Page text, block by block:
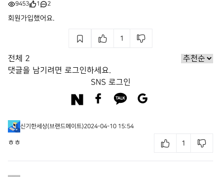
9453
1 2
회원가입했어요.
1
전체 2
댓글을 남기려면 로그인하세요.
SNS 로그인
신기한세상(브랜드메이트)2024-04-10 15:54
1
ㅎㅎ